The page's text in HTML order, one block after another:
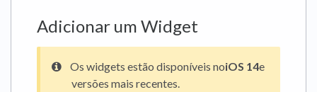
Adicionar um Widget
Os widgets estão disponíveis noiOS 14e
versões mais recentes.